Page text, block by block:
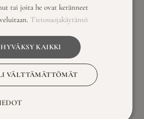
myös mahdollisuuden
lomassa. Voit nauttia
tai rentoutua
Savutuvan Apajalla
kulkevat käsi kädessä, mikä
kokouksille ja tapahtumille.
tai joita he ovat keränneet
Tietosuojakäytäntö
HYVÄKSY KAIKKI
VÄLTTÄMÄTTÖMÄT